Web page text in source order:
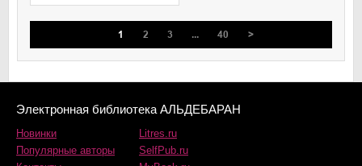
1 2 3 ... 40 >
Электронная библиотека АЛЬДЕБАРАН
Новинки
Популярные авторы
Litres.ru
SelfPub.ru